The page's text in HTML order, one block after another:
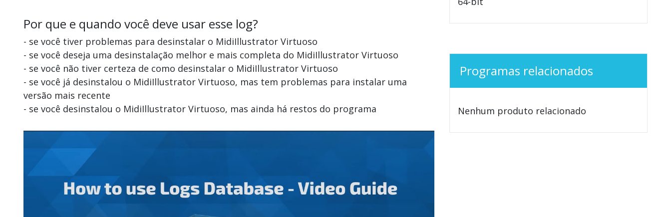
Por que e quando você deve usar esse log?
- se você tiver problemas para desinstalar o MidiIllustrator Virtuoso
- se você deseja uma desinstalação melhor e mais completa do MidiIllustrator Virtuoso
- se você não tiver certeza de como desinstalar o MidiIllustrator Virtuoso
- se você já desinstalou o MidiIllustrator Virtuoso, mas tem problemas para instalar uma
versão mais recente
- se você desinstalou o MidiIllustrator Virtuoso, mas ainda há restos do programa
Programas relacionados
Nenhum produto relacionado